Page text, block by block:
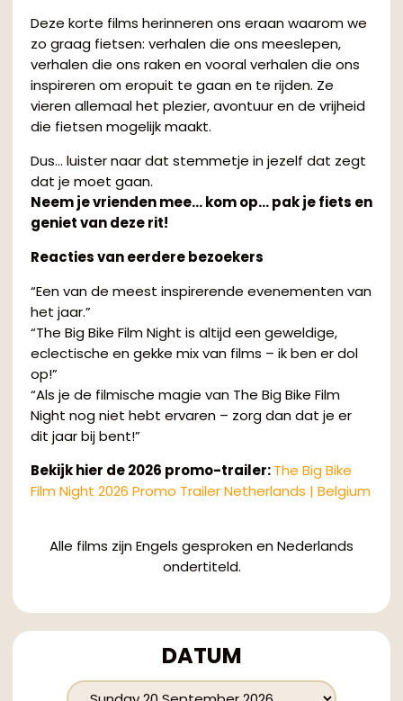
Deze korte films herinneren ons eraan waarom we
zo graag fietsen: verhalen die ons meeslepen,
verhalen die ons raken en vooral verhalen die ons
inspireren om eropuit te gaan en te rijden. Ze
vieren allemaal het plezier, avontuur en de vrijheid
die fietsen mogelijk maakt.
Dus… luister naar dat stemmetje in jezelf dat zegt
dat je moet gaan.
Neem je vrienden mee… kom op… pak je fiets en
geniet van deze rit!
Reacties van eerdere bezoekers
“Een van de meest inspirerende evenementen van
het jaar.”
“The Big Bike Film Night is altijd een geweldige,
eclectische en gekke mix van films – ik ben er dol
op!”
“Als je de filmische magie van The Big Bike Film
Night nog niet hebt ervaren – zorg dan dat je er
dit jaar bij bent!”
Bekijk hier de 2026 promo-trailer:The Big Bike
Film Night 2026 Promo Trailer Netherlands | Belgium
Alle films zijn Engels gesproken en Nederlands
ondertiteld.
DATUM